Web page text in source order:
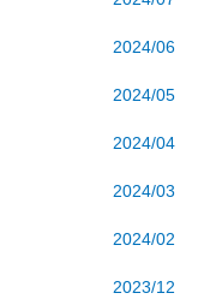
2024/06
2024/05
2024/04
2024/03
2024/02
2023/12